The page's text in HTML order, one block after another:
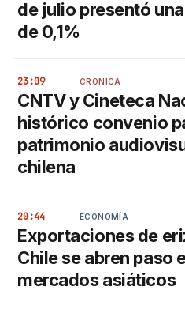
de julio presentó
de 0,1%
23:09 CRÓNICA
CNTV y Cineteca
histórico convenio
patrimonio
chilena
20:44 ECONOMÍA
Exportaciones de
Chile se abren paso
mercados asiáticos